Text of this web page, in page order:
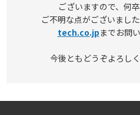
ございますので、何
ご不明な点がございました
tech.co.jpまでお問
今後ともどうぞよろし